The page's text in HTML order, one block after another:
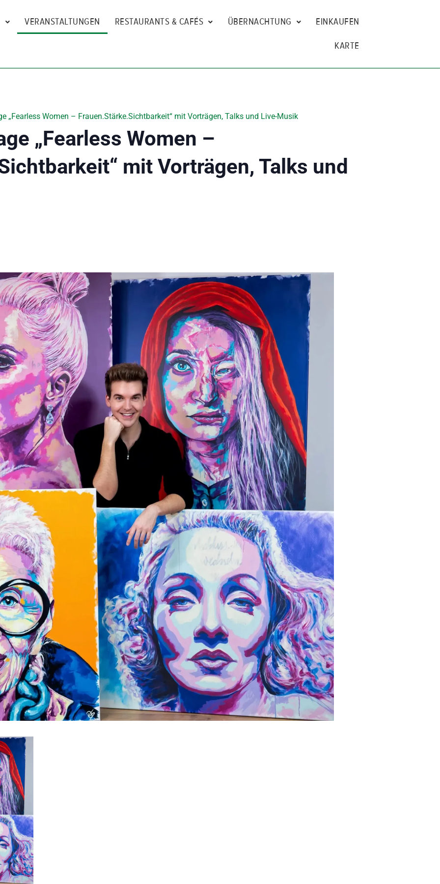
VERANSTALTUNGEN RESTAURANTS & CAFÉS ÜBERNACHTUNG EINKAUFEN
KARTE
„Fearless Women – Frauen.Stärke.Sichtbarkeit“ mit Vorträgen, Talks und Live-Musik
„Fearless Women –
mit Vorträgen, Talks und